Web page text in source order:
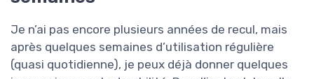
Je n’ai pas encore plusieurs années de recul, mais
après quelques semaines d’utilisation régulière
(quasi quotidienne), je peux déjà donner quelques